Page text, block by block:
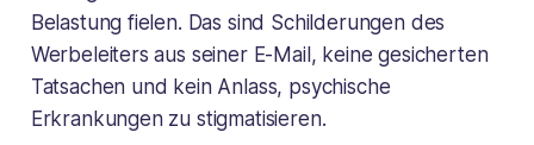
Belastung fielen. Das sind Schilderungen des
Werbeleiters aus seiner E-Mail, keine gesicherten
Tatsachen und kein Anlass, psychische
Erkrankungen zu stigmatisieren.